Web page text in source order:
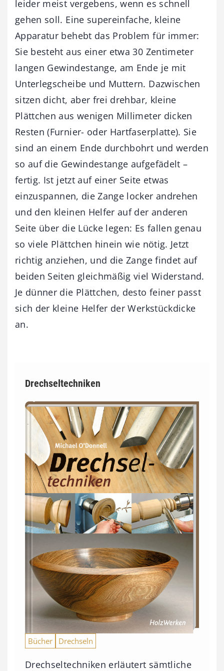
leider meist vergebens, wenn es schnell
gehen soll. Eine supereinfache, kleine
Apparatur behebt das Problem für immer:
Sie besteht aus einer etwa 30 Zentimeter
langen Gewindestange, am Ende je mit
Unterlegscheibe und Muttern. Dazwischen
sitzen dicht, aber frei drehbar, kleine
Plättchen aus wenigen Millimeter dicken
Resten (Furnier- oder Hartfaserplatte). Sie
sind an einem Ende durchbohrt und werden
so auf die Gewindestange aufgefädelt –
fertig. Ist jetzt auf einer Seite etwas
einzuspannen, die Zange locker andrehen
und den kleinen Helfer auf der anderen
Seite über die Lücke legen: Es fallen genau
so viele Plättchen hinein wie nötig. Jetzt
richtig anziehen, und die Zange findet auf
beiden Seiten gleichmäßig viel Widerstand.
Je dünner die Plättchen, desto feiner passt
sich der kleine Helfer der Werkstückdicke
an.
Drechseltechniken
Bücher Drechseln
Drechseltechniken erläutert sämtliche